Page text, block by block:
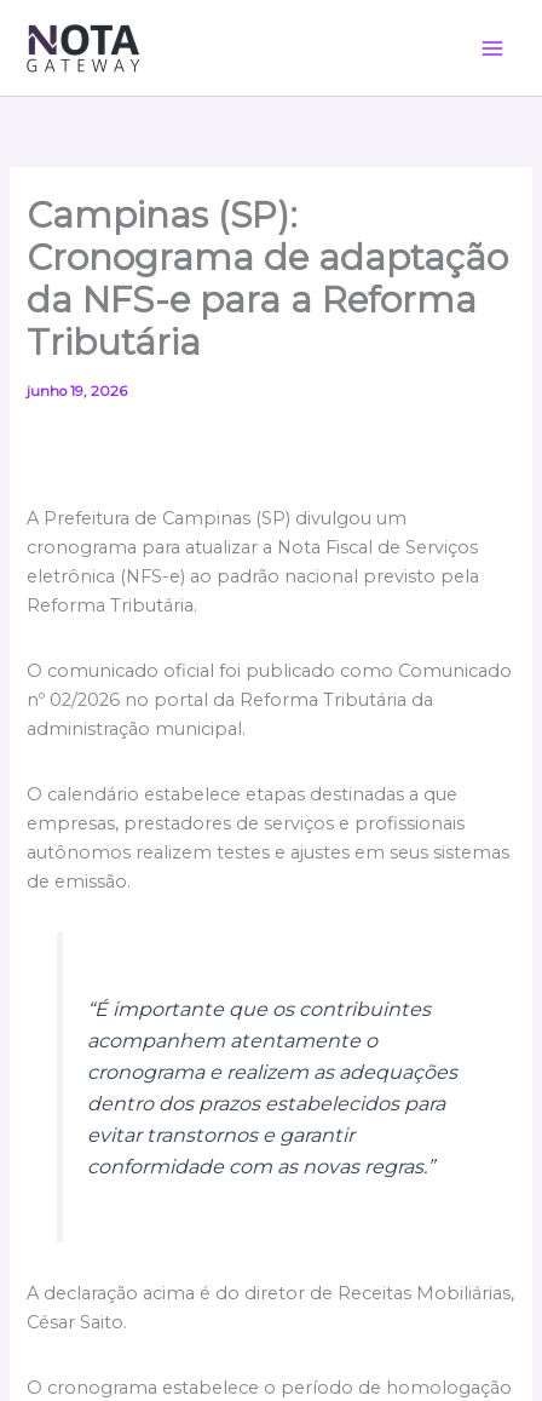
para
conteúdo
Campinas (SP):
Cronograma de adaptação
da NFS-e para a Reforma
Tributária
junho 19, 2026
A Prefeitura de Campinas (SP) divulgou um
cronograma para atualizar a Nota Fiscal de Serviços
eletrônica (NFS-e) ao padrão nacional previsto pela
Reforma Tributária.
O comunicado oficial foi publicado como Comunicado
nº 02/2026 no portal da Reforma Tributária da
administração municipal.
O calendário estabelece etapas destinadas a que
empresas, prestadores de serviços e profissionais
autônomos realizem testes e ajustes em seus sistemas
de emissão.
“É importante que os contribuintes
acompanhem atentamente o
cronograma e realizem as adequações
dentro dos prazos estabelecidos para
evitar transtornos e garantir
conformidade com as novas regras.”
A declaração acima é do diretor de Receitas Mobiliárias,
César Saito.
O cronograma estabelece o período de homologação